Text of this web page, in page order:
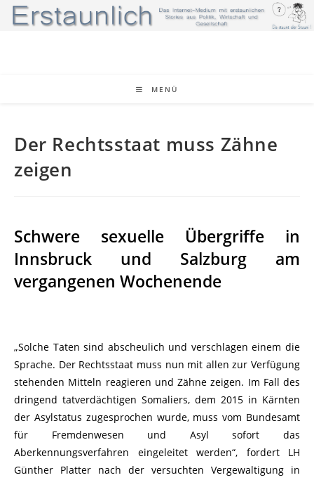
Zum
Inhalt
MENÜ
Der Rechtsstaat muss Zähne
zeigen
Schwere sexuelle Übergriffe in
Innsbruck und Salzburg am
vergangenen Wochenende
„Solche Taten sind abscheulich und verschlagen einem die
Sprache. Der Rechtsstaat muss nun mit allen zur Verfügung
stehenden Mitteln reagieren und Zähne zeigen. Im Fall des
dringend tatverdächtigen Somaliers, dem 2015 in Kärnten
der Asylstatus zugesprochen wurde, muss vom Bundesamt
für Fremdenwesen und Asyl sofort das
Aberkennungsverfahren eingeleitet werden“, fordert LH
Günther Platter nach der versuchten Vergewaltigung in